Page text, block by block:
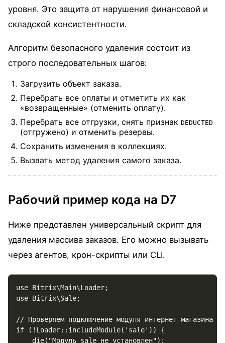
уровня. Это защита от нарушения финансовой и
складской консистентности.
Алгоритм безопасного удаления состоит из
строго последовательных шагов:
Загрузить объект заказа.
Перебрать все оплаты и отметить их как
«возвращенные» (отменить оплату).
Перебрать все отгрузки, снять признак DEDUCTED
(отгружено) и отменить резервы.
Сохранить изменения в коллекциях.
Вызвать метод удаления самого заказа.
Рабочий пример кода на D7
Ниже представлен универсальный скрипт для
удаления массива заказов. Его можно вызывать
через агентов, крон-скрипты или CLI.
use Bitrix\Main\Loader;
use Bitrix\Sale;
// Проверяем подключение модуля интернет-магазина
if (!Loader::includeModule('sale')) {
    die("Модуль sale не установлен");